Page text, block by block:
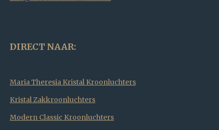
DIRECT NAAR:
Maria Theresia Kristal Kroonluchters
Kristal Zakkroonluchters
Modern Classic Kroonluchters